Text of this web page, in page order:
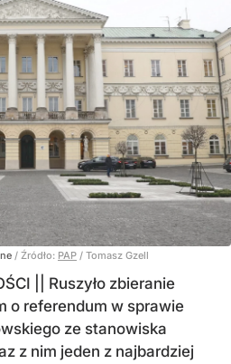
/ Źródło: PAP / Tomasz Gzell
|| Ruszyło zbieranie
o referendum w sprawie
ze stanowiska
z nim jeden z najbardziej